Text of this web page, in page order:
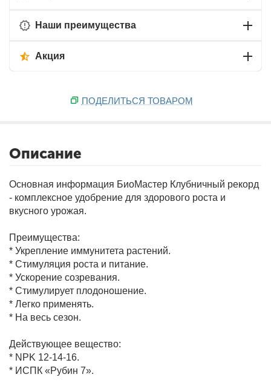
Наши преимущества
Акция
ПОДЕЛИТЬСЯ ТОВАРОМ
Описание
Основная информация БиоМастер Клубничный рекорд
- комплексное удобрение для здорового роста и
вкусного урожая.
Преимущества:
* Укрепление иммунитета растений.
* Стимуляция роста и питание.
* Ускорение созревания.
* Стимулирует плодоношение.
* Легко применять.
* На весь сезон.
Действующее вещество:
* NPK 12-14-16.
* ИСПК «Рубин 7».